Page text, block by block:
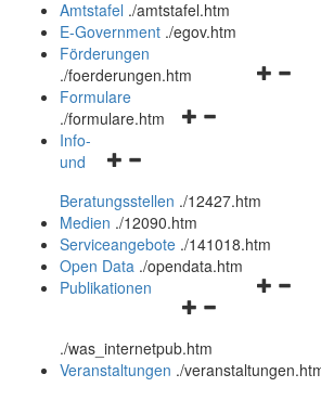
Amtstafel ./amtstafel.htm
E-Government ./egov.htm
Förderungen
./foerderungen.htm
Navigationsmenü
Formulare
./formulare.htm
Navigationsmenü
und
schließen
Info-
und
Beratungsstellen ./12427.htm
Medien ./12090.htm
Serviceangebote ./141018.htm
Open Data ./opendata.htm
Navigationsmenü
und
schließen
Publikationen
./was_internetpub.htm
Veranstaltungen ./